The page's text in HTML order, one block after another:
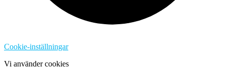
Cookie-inställningar
Vi använder cookies